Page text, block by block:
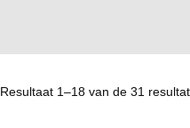
Resultaat 1–18 van de 31